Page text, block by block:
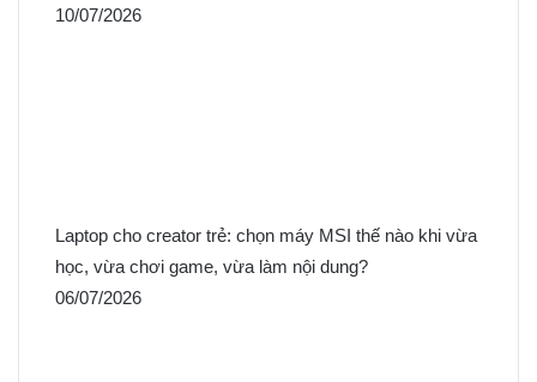
10/07/2026
Laptop cho creator trẻ: chọn máy MSI thế nào khi vừa
học, vừa chơi game, vừa làm nội dung?
06/07/2026